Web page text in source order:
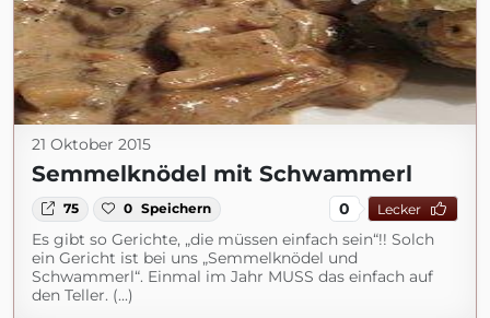
21 Oktober 2015
Semmelknödel mit Schwammerl
75 0 Speichern 0 Lecker
Es gibt so Gerichte, „die müssen einfach sein“!! Solch
ein Gericht ist bei uns „Semmelknödel und
Schwammerl“. Einmal im Jahr MUSS das einfach auf
den Teller. (...)